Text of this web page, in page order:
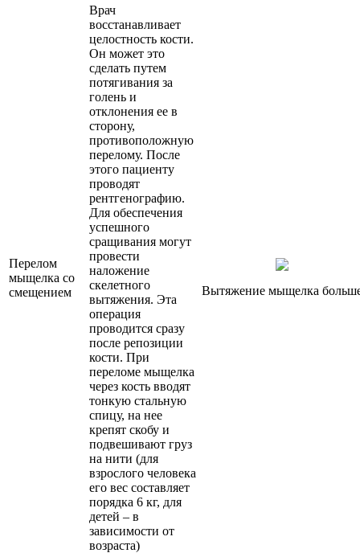
Перелом
мыщелка со
смещением
Врач
восстанавливает
целостность кости.
Он может это
сделать путем
потягивания за
голень и
отклонения ее в
сторону,
противоположную
перелому. После
этого пациенту
проводят
рентгенографию.
Для обеспечения
успешного
сращивания могут
провести
наложение
скелетного
вытяжения. Эта
операция
проводится сразу
после репозиции
кости. При
переломе мыщелка
через кость вводят
тонкую стальную
спицу, на нее
крепят скобу и
подвешивают груз
на нити (для
взрослого человека
его вес составляет
порядка 6 кг, для
детей – в
зависимости от
возраста)
Вытяжение мыщелка